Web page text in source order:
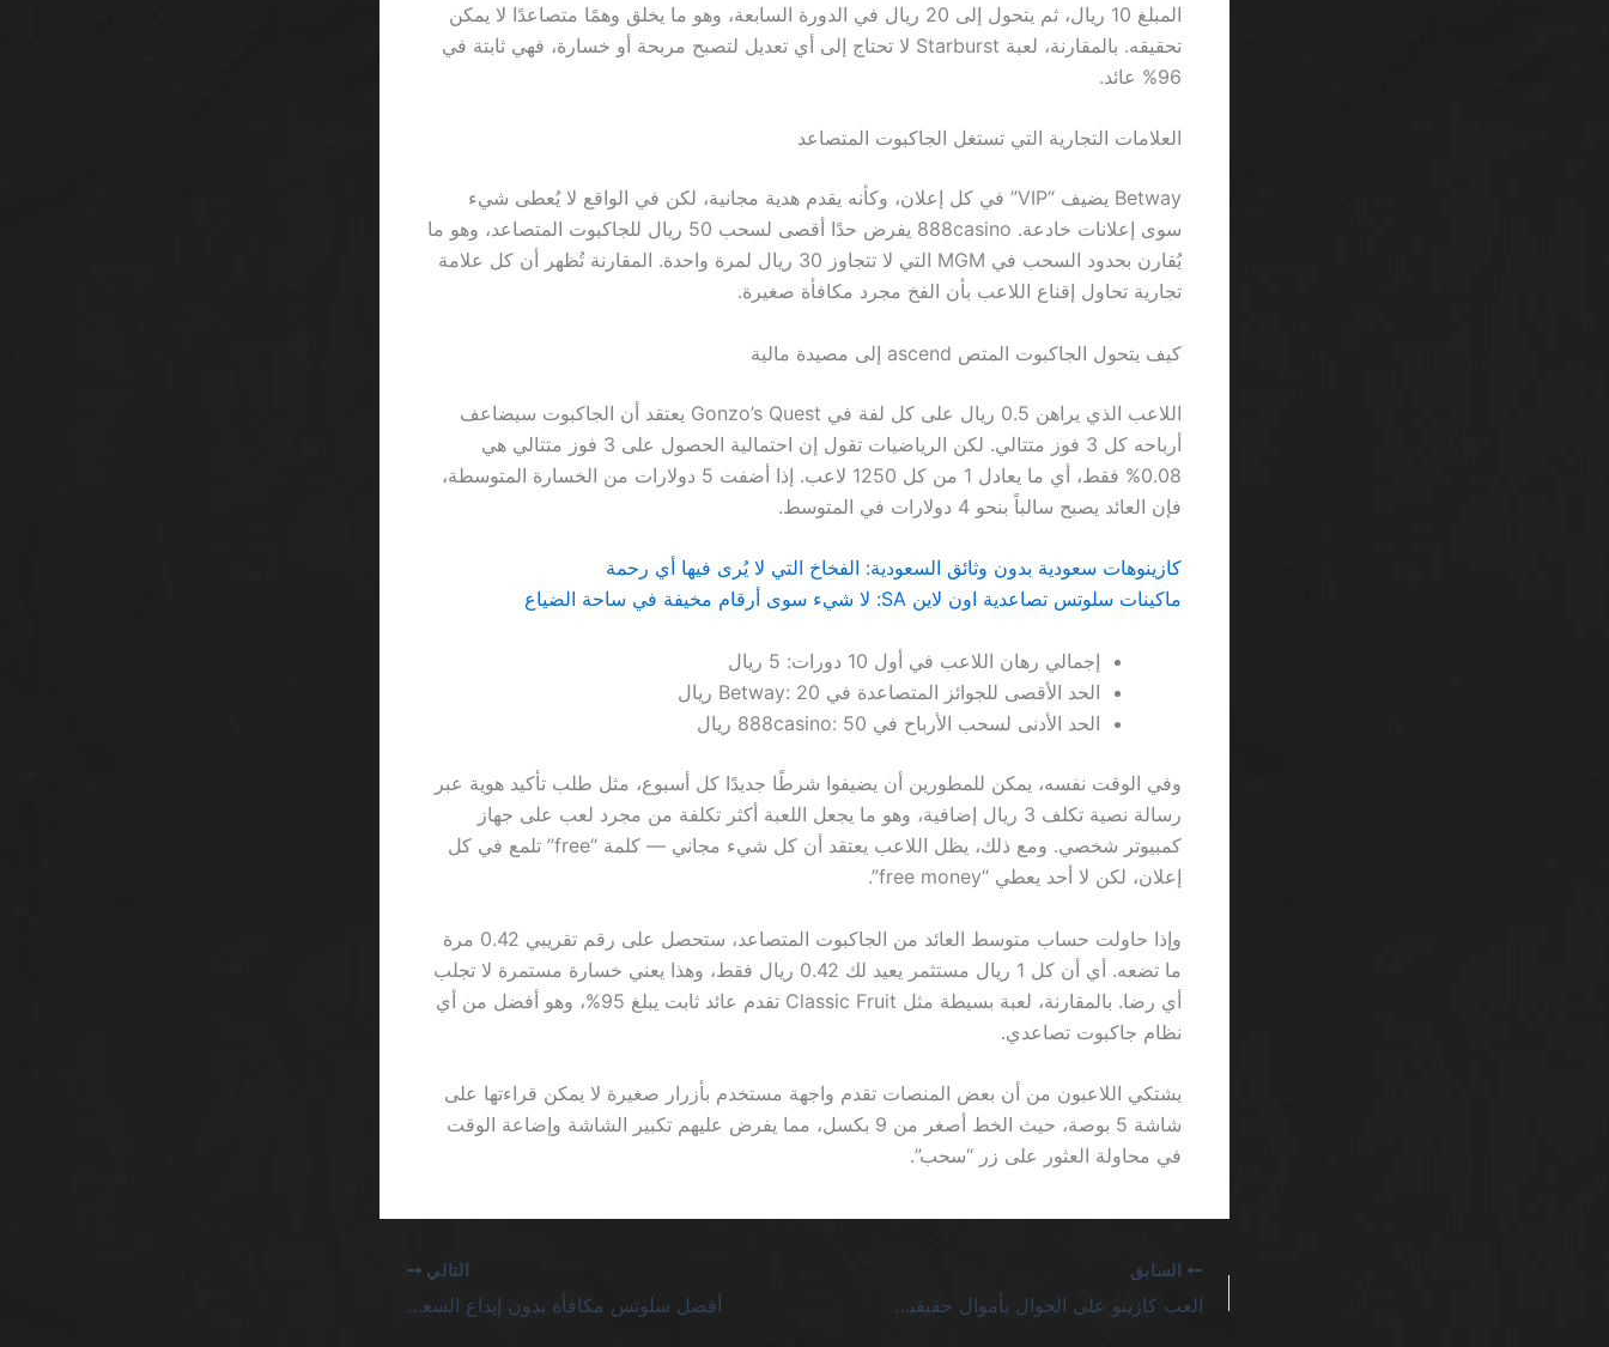
المبلغ 10 ريال، ثم يتحول إلى 20 ريال في الدورة السابعة، وهو ما يخلق وهمًا متصاعدًا لا يمكن
تحقيقه. بالمقارنة، لعبة Starburst لا تحتاج إلى أي تعديل لتصبح مربحة أو خسارة، فهي ثابتة في
96% عائد.
العلامات التجارية التي تستغل الجاكبوت المتصاعد
Betway يضيف “VIP” في كل إعلان، وكأنه يقدم هدية مجانية، لكن في الواقع لا يُعطى شيء
سوى إعلانات خادعة. 888casino يفرض حدًا أقصى لسحب 50 ريال للجاكبوت المتصاعد، وهو ما
يُقارن بحدود السحب في MGM التي لا تتجاوز 30 ريال لمرة واحدة. المقارنة تُظهر أن كل علامة
تجارية تحاول إقناع اللاعب بأن الفخ مجرد مكافأة صغيرة.
كيف يتحول الجاكبوت المتص ascend إلى مصيدة مالية
اللاعب الذي يراهن 0.5 ريال على كل لفة في Gonzo’s Quest يعتقد أن الجاكبوت سيضاعف
أرباحه كل 3 فوز متتالي. لكن الرياضيات تقول إن احتمالية الحصول على 3 فوز متتالي هي
0.08% فقط، أي ما يعادل 1 من كل 1250 لاعب. إذا أضفت 5 دولارات من الخسارة المتوسطة،
فإن العائد يصبح سالباً بنحو 4 دولارات في المتوسط.
كازينوهات سعودية بدون وثائق السعودية: الفخاخ التي لا يُرى فيها أي رحمة
ماكينات سلوتس تصاعدية اون لاين SA: لا شيء سوى أرقام مخيفة في ساحة الضياع
إجمالي رهان اللاعب في أول 10 دورات: 5 ريال
الحد الأقصى للجوائز المتصاعدة في Betway: 20 ريال
الحد الأدنى لسحب الأرباح في 888casino: 50 ريال
وفي الوقت نفسه، يمكن للمطورين أن يضيفوا شرطًا جديدًا كل أسبوع، مثل طلب تأكيد هوية عبر
رسالة نصية تكلف 3 ريال إضافية، وهو ما يجعل اللعبة أكثر تكلفة من مجرد لعب على جهاز
كمبيوتر شخصي. ومع ذلك، يظل اللاعب يعتقد أن كل شيء مجاني — كلمة “free” تلمع في كل
إعلان، لكن لا أحد يعطي “free money”.
وإذا حاولت حساب متوسط العائد من الجاكبوت المتصاعد، ستحصل على رقم تقريبي 0.42 مرة
ما تضعه. أي أن كل 1 ريال مستثمر يعيد لك 0.42 ريال فقط، وهذا يعني خسارة مستمرة لا تجلب
أي رضا. بالمقارنة، لعبة بسيطة مثل Classic Fruit تقدم عائد ثابت يبلغ 95%، وهو أفضل من أي
نظام جاكبوت تصاعدي.
يشتكي اللاعبون من أن بعض المنصات تقدم واجهة مستخدم بأزرار صغيرة لا يمكن قراءتها على
شاشة 5 بوصة، حيث الخط أصغر من 9 بكسل، مما يفرض عليهم تكبير الشاشة وإضاعة الوقت
في محاولة العثور على زر “سحب”.
السابق
العب كازينو على الجوال بأموال حقيقية SA وتفادى أوهام الوعود الفارغة
التالي
أفضل سلوتس مكافأة بدون إيداع السعودية: حقيقة القش والريش